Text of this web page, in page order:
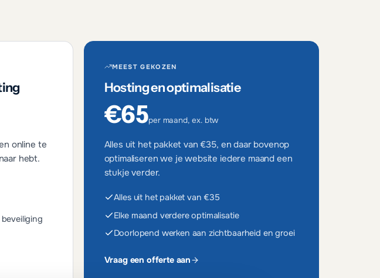
online te
hebt.
MEEST GEKOZEN
Hosting en optimalisatie
€65per maand, ex. btw
Alles uit het pakket van €35, en daar bovenop
optimaliseren we je website iedere maand een
stukje verder.
Alles uit het pakket van €35
Elke maand verdere optimalisatie
Doorlopend werken aan zichtbaarheid en groei
Vraag een offerte aan